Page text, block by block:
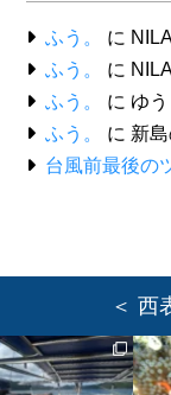
ふう。 に
ふう。
に
ふう。
に ゆう
ふう。
に 新
台風前最後の
＜ 西